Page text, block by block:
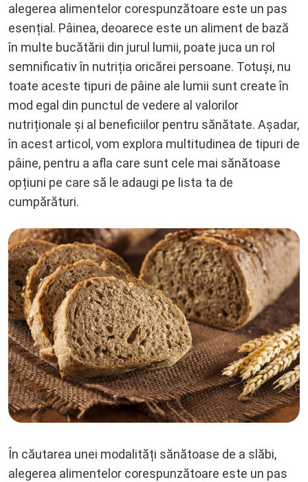
alegerea alimentelor corespunzătoare este un pas
esențial. Pâinea, deoarece este un aliment de bază
în multe bucătării din jurul lumii, poate juca un rol
semnificativ în nutriția oricărei persoane. Totuși, nu
toate aceste tipuri de pâine ale lumii sunt create în
mod egal din punctul de vedere al valorilor
nutriționale și al beneficiilor pentru sănătate. Așadar,
în acest articol, vom explora multitudinea de tipuri de
pâine, pentru a afla care sunt cele mai sănătoase
opțiuni pe care să le adaugi pe lista ta de
cumpărături.
În căutarea unei modalități sănătoase de a slăbi,
alegerea alimentelor corespunzătoare este un pas